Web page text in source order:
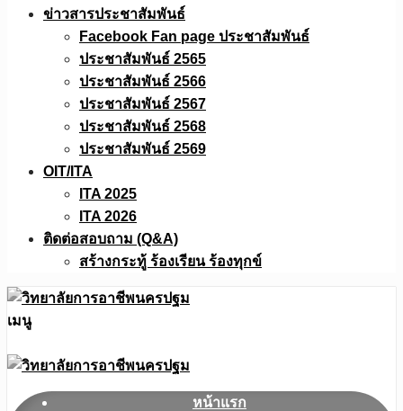
ข่าวสารประชาสัมพันธ์
Facebook Fan page ประชาสัมพันธ์
ประชาสัมพันธ์ 2565
ประชาสัมพันธ์ 2566
ประชาสัมพันธ์ 2567
ประชาสัมพันธ์ 2568
ประชาสัมพันธ์ 2569
OIT/ITA
ITA 2025
ITA 2026
ติดต่อสอบถาม (Q&A)
สร้างกระทู้ ร้องเรียน ร้องทุกข์
เมนู
หน้าแรก